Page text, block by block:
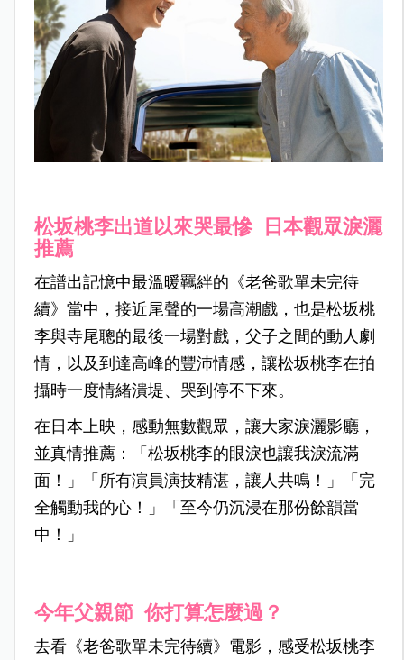
松坂桃李出道以來哭最慘 日本觀眾淚灑
推薦
在譜出記憶中最溫暖羈絆的《老爸歌單未完待
續》當中，接近尾聲的一場高潮戲，也是松坂桃
李與寺尾聰的最後一場對戲，父子之間的動人劇
情，以及到達高峰的豐沛情感，讓松坂桃李在拍
攝時一度情緒潰堤、哭到停不下來。
在日本上映，感動無數觀眾，讓大家淚灑影廳，
並真情推薦：「松坂桃李的眼淚也讓我淚流滿
面！」「所有演員演技精湛，讓人共鳴！」「完
全觸動我的心！」「至今仍沉浸在那份餘韻當
中！」
今年父親節 你打算怎麼過？
去看《老爸歌單未完待續》電影，感受松坂桃李